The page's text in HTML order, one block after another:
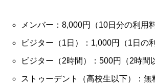
メンバー：8,000円（10日分の利用料
ビジター（1日）：1,000円（1日の
ビジター（2時間）：500円（2時間
ストゥーデント（高校生以下）：無